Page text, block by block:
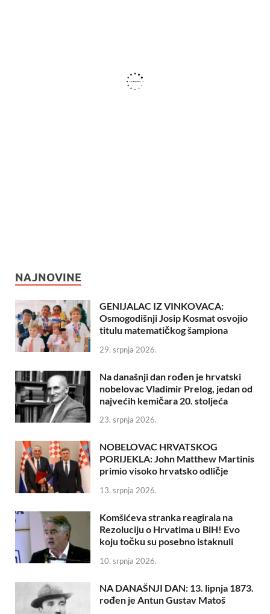
NAJNOVINE
GENIJALAC IZ VINKOVACA:
Osmogodišnji Josip Kosmat osvojio
titulu matematičkog šampiona
29. srpnja 2026.
Na današnji dan rođen je hrvatski
nobelovac Vladimir Prelog, jedan od
najvećih kemičara 20. stoljeća
23. srpnja 2026.
NOBELOVAC HRVATSKOG
PORIJEKLA: John Matthew Martinis
primio visoko hrvatsko odličje
13. srpnja 2026.
Komšićeva stranka reagirala na
Rezoluciju o Hrvatima u BiH! Evo
koju točku su posebno istaknuli
10. srpnja 2026.
NA DANAŠNJI DAN: 13. lipnja 1873.
rođen je Antun Gustav Matoš